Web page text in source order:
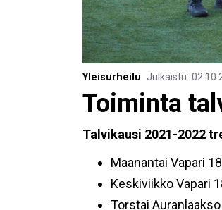
Yleisurheilu Julkaistu:
Toiminta
Talvikausi 2021-2022
Maanantai Vapari
Keskiviikko Vapari
Torstai